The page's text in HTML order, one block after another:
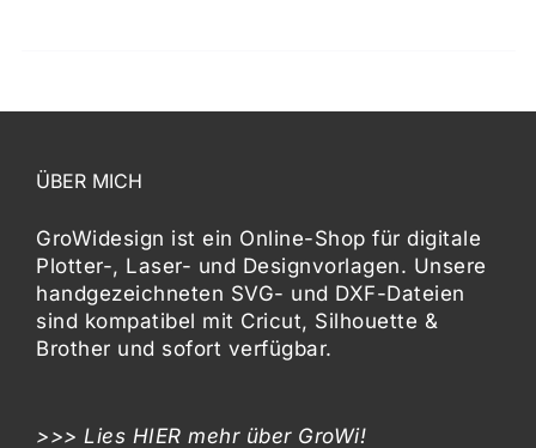
ÜBER MICH
GroWidesign ist ein Online-Shop für digitale
Plotter-, Laser- und Designvorlagen. Unsere
handgezeichneten SVG- und DXF-Dateien
sind kompatibel mit Cricut, Silhouette &
Brother und sofort verfügbar.
>>> Lies HIER mehr über GroWi!